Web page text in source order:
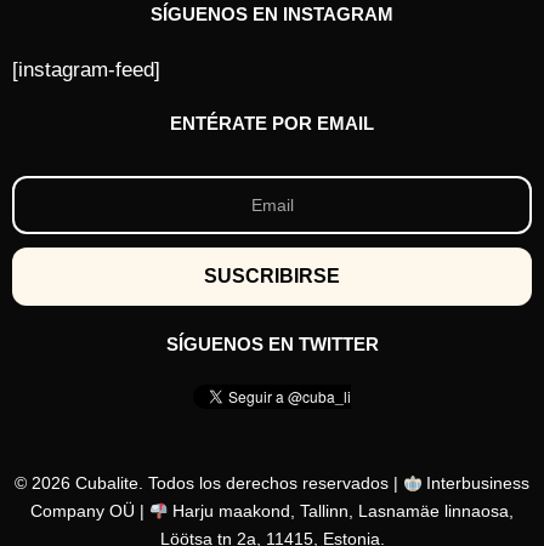
SÍGUENOS EN INSTAGRAM
[instagram-feed]
ENTÉRATE POR EMAIL
SÍGUENOS EN TWITTER
© 2026 Cubalite. Todos los derechos reservados |
Interbusiness
Company OÜ |
Harju maakond, Tallinn, Lasnamäe linnaosa,
Löötsa tn 2a, 11415, Estonia.